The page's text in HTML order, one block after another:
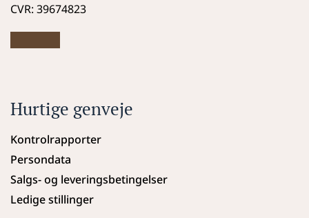
CVR: 39674823
Hurtige genveje
Kontrolrapporter
Persondata
Salgs- og leveringsbetingelser
Ledige stillinger